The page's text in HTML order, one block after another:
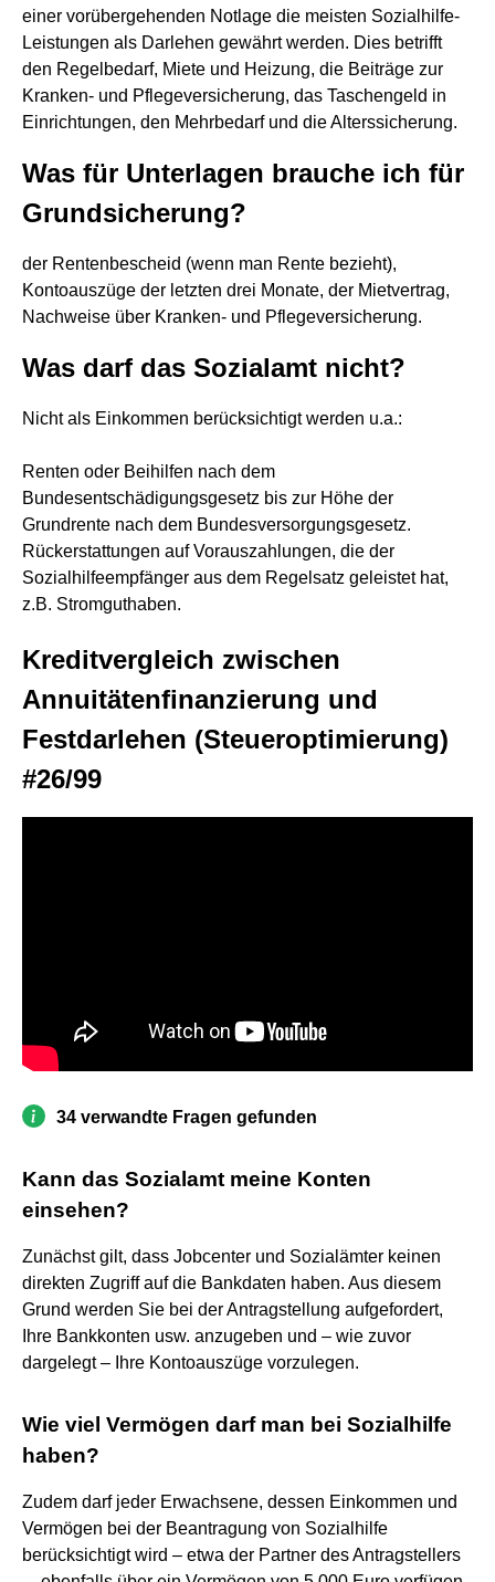
einer vorübergehenden Notlage die meisten Sozialhilfe-
Leistungen als Darlehen gewährt werden. Dies betrifft
den Regelbedarf, Miete und Heizung, die Beiträge zur
Kranken- und Pflegeversicherung, das Taschengeld in
Einrichtungen, den Mehrbedarf und die Alterssicherung.
Was für Unterlagen brauche ich für
Grundsicherung?
der Rentenbescheid (wenn man Rente bezieht),
Kontoauszüge der letzten drei Monate, der Mietvertrag,
Nachweise über Kranken- und Pflegeversicherung.
Was darf das Sozialamt nicht?
Nicht als Einkommen berücksichtigt werden u.a.:
Renten oder Beihilfen nach dem
Bundesentschädigungsgesetz bis zur Höhe der
Grundrente nach dem Bundesversorgungsgesetz.
Rückerstattungen auf Vorauszahlungen, die der
Sozialhilfeempfänger aus dem Regelsatz geleistet hat,
z.B. Stromguthaben.
Kreditvergleich zwischen
Annuitätenfinanzierung und
Festdarlehen (Steueroptimierung)
#26/99
34 verwandte Fragen gefunden
Kann das Sozialamt meine Konten
einsehen?
Zunächst gilt, dass Jobcenter und Sozialämter keinen
direkten Zugriff auf die Bankdaten haben. Aus diesem
Grund werden Sie bei der Antragstellung aufgefordert,
Ihre Bankkonten usw. anzugeben und – wie zuvor
dargelegt – Ihre Kontoauszüge vorzulegen.
Wie viel Vermögen darf man bei Sozialhilfe
haben?
Zudem darf jeder Erwachsene, dessen Einkommen und
Vermögen bei der Beantragung von Sozialhilfe
berücksichtigt wird – etwa der Partner des Antragstellers